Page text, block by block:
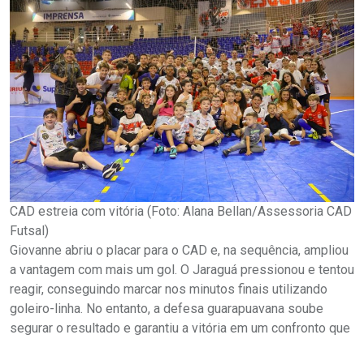
CAD estreia com vitória (Foto: Alana Bellan/Assessoria CAD
Futsal)
Giovanne abriu o placar para o CAD e, na sequência, ampliou
a vantagem com mais um gol. O Jaraguá pressionou e tentou
reagir, conseguindo marcar nos minutos finais utilizando
goleiro-linha. No entanto, a defesa guarapuavana soube
segurar o resultado e garantiu a vitória em um confronto que